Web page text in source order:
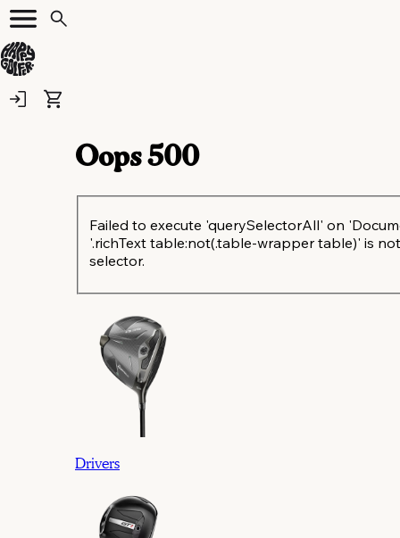
Oops500
Failed to execute 'querySelectorAll' on
'.richText table:not(.table-wrapper table)' is
selector.
Drivers